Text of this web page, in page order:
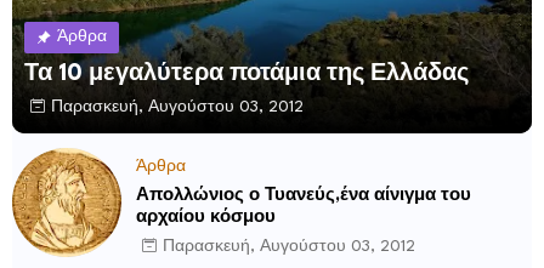
Άρθρα
Τα 10 μεγαλύτερα ποτάμια της Ελλάδας
Παρασκευή, Αυγούστου 03, 2012
Άρθρα
Απολλώνιος ο Τυανεύς,ένα αίνιγμα του
αρχαίου κόσμου
Παρασκευή, Αυγούστου 03, 2012